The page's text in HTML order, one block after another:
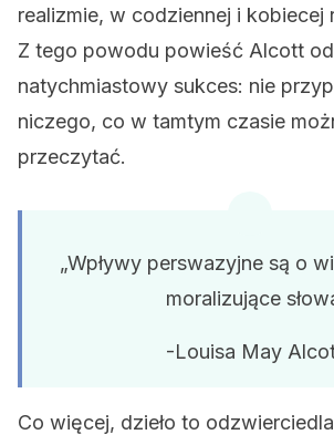
realizmie, w codziennej i kobiecej
Z tego powodu powieść Alcott
natychmiastowy sukces: nie
niczego, co w tamtym czasie
przeczytać.
„Wpływy perswazyjne są o
moralizujące
-Louisa May
Co więcej, dzieło to